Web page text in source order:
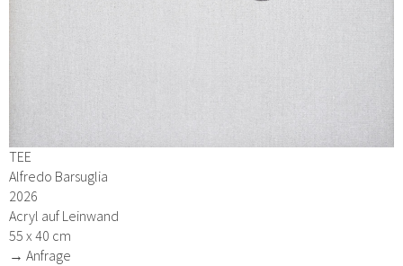
TEE
Alfredo Barsuglia
2026
Acryl auf Leinwand
55 x 40 cm
→ Anfrage